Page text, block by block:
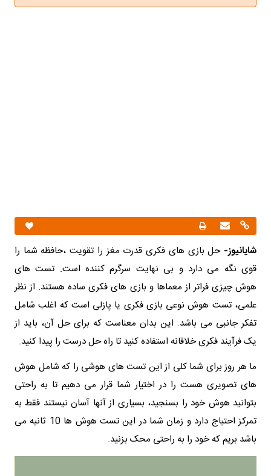
شایانیوز- حل بازی های فکری قدرت مغز را تقویت ،حافظه شما را
قوی نگه می دارد و بی نهایت سرگرم کننده است. تست های
هوش چیزی فراتر از معماها و بازی های فکری ساده هستند. از نظر
علمی، تست هوش نوعی بازی فکری یا پازلی است که اغلب شامل
تفکر جانبی می باشد. این بدان معناست که برای حل آن، باید از
یک فرآیند فکری خلاقانه استفاده کنید تا راه حل درست را پیدا کنید.
ما هر روز برای شما کلی از این تست های هوشی را که شامل هوش
های تصویری هست را در اختیار شما قرار می دهیم تا به راحتی
بتوانید هوش خود را بسنجید، بسیاری از آنها آسان نیستند فقط به
تمرکز احتیاج دارد و زمان شما در این تست هوش ها 10 ثانیه می
باشد بریم که خود را به راحتی محک بزنید.